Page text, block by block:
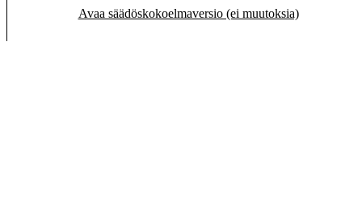
Avaa säädöskokoelmaversio (ei muutoksia)